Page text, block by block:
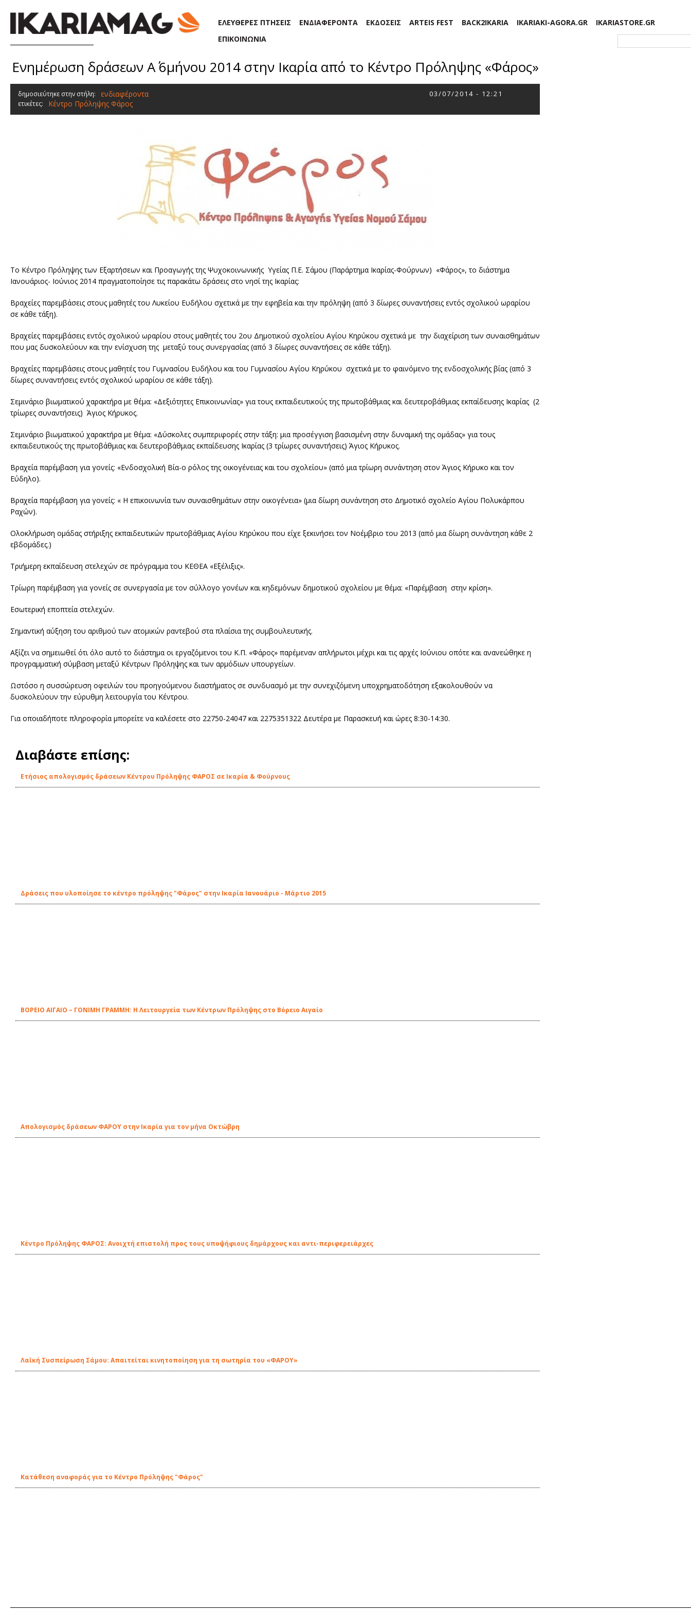
ΕΛΕΥΘΕΡΕΣ ΠΤΗΣΕΙΣ ΕΝΔΙΑΦΕΡΟΝΤΑ ΕΚΔΟΣΕΙΣ ARTEIS FEST BACK2IKARIA IKARIAKI-AGORA.GR
IKARIASTORE.GR
ΕΠΙΚΟΙΝΩΝΙΑ
Ενημέρωση δράσεων Α΄ 6μήνου 2014 στην Ικαρία από το Κέντρο Πρόληψης «Φάρος»
δημοσιεύτηκε στην στήλη: ενδιαφέροντα 03/07/2014 - 12:21
ετικέτες: Κέντρο Πρόληψης Φάρος
Το Κέντρο Πρόληψης των Εξαρτήσεων και Προαγωγής της Ψυχοκοινωνικής Υγείας Π.Ε. Σάμου (Παράρτημα Ικαρίας-Φούρνων) «Φάρος», το διάστημα
Ιανουάριος- Ιούνιος 2014 πραγματοποίησε τις παρακάτω δράσεις στο νησί της Ικαρίας:
Βραχείες παρεμβάσεις στους μαθητές του Λυκείου Ευδήλου σχετικά με την εφηβεία και την πρόληψη (από 3 δίωρες συναντήσεις εντός σχολικού ωραρίου
σε κάθε τάξη).
Βραχείες παρεμβάσεις εντός σχολικού ωραρίου στους μαθητές του 2ου Δημοτικού σχολείου Αγίου Κηρύκου σχετικά με την διαχείριση των συναισθημάτων
που μας δυσκολεύουν και την ενίσχυση της μεταξύ τους συνεργασίας (από 3 δίωρες συναντήσεις σε κάθε τάξη).
Βραχείες παρεμβάσεις στους μαθητές του Γυμνασίου Ευδήλου και του Γυμνασίου Αγίου Κηρύκου σχετικά με το φαινόμενο της ενδοσχολικής βίας (από 3
δίωρες συναντήσεις εντός σχολικού ωραρίου σε κάθε τάξη).
Σεμινάριο βιωματικού χαρακτήρα με θέμα: «Δεξιότητες Επικοινωνίας» για τους εκπαιδευτικούς της πρωτοβάθμιας και δευτεροβάθμιας εκπαίδευσης Ικαρίας (2
τρίωρες συναντήσεις) Άγιος Κήρυκος.
Σεμινάριο βιωματικού χαρακτήρα με θέμα: «Δύσκολες συμπεριφορές στην τάξη: μια προσέγγιση βασισμένη στην δυναμική της ομάδας» για τους
εκπαιδευτικούς της πρωτοβάθμιας και δευτεροβάθμιας εκπαίδευσης Ικαρίας (3 τρίωρες συναντήσεις) Άγιος Κήρυκος.
Βραχεία παρέμβαση για γονείς: «Ενδοσχολική Βία-ο ρόλος της οικογένειας και του σχολείου» (από μια τρίωρη συνάντηση στον Άγιος Κήρυκο και τον
Εύδηλο).
Βραχεία παρέμβαση για γονείς: « Η επικοινωνία των συναισθημάτων στην οικογένεια» (μια δίωρη συνάντηση στο Δημοτικό σχολείο Αγίου Πολυκάρπου
Ραχών).
Ολοκλήρωση ομάδας στήριξης εκπαιδευτικών πρωτοβάθμιας Αγίου Κηρύκου που είχε ξεκινήσει τον Νοέμβριο του 2013 (από μια δίωρη συνάντηση κάθε 2
εβδομάδες.)
Τριήμερη εκπαίδευση στελεχών σε πρόγραμμα του ΚΕΘΕΑ «Εξέλιξις».
Τρίωρη παρέμβαση για γονείς σε συνεργασία με τον σύλλογο γονέων και κηδεμόνων δημοτικού σχολείου με θέμα: «Παρέμβαση στην κρίση».
Εσωτερική εποπτεία στελεχών.
Σημαντική αύξηση του αριθμού των ατομικών ραντεβού στα πλαίσια της συμβουλευτικής.
Αξίζει να σημειωθεί ότι όλο αυτό το διάστημα οι εργαζόμενοι του Κ.Π. «Φάρος» παρέμεναν απλήρωτοι μέχρι και τις αρχές Ιούνιου οπότε και ανανεώθηκε η
προγραμματική σύμβαση μεταξύ Κέντρων Πρόληψης και των αρμόδιων υπουργείων.
Ωστόσο η συσσώρευση οφειλών του προηγούμενου διαστήματος σε συνδυασμό με την συνεχιζόμενη υποχρηματοδότηση εξακολουθούν να
δυσκολεύουν την εύρυθμη λειτουργία του Κέντρου.
Για οποιαδήποτε πληροφορία μπορείτε να καλέσετε στο 22750-24047 και 2275351322 Δευτέρα με Παρασκευή και ώρες 8:30-14:30.
Διαβάστε επίσης:
Ετήσιος απολογισμός δράσεων Κέντρου Πρόληψης ΦΑΡΟΣ σε Ικαρία & Φούρνους
Δράσεις που υλοποίησε το κέντρο πρόληψης "Φάρος" στην Ικαρία Ιανουάριο - Μάρτιο 2015
ΒΟΡΕΙΟ ΑΙΓΑΙΟ – ΓΟΝΙΜΗ ΓΡΑΜΜΗ: Η Λειτουργεία των Κέντρων Πρόληψης στο Βόρειο Αιγαίο
Απολογισμός δράσεων ΦΑΡΟΥ στην Ικαρία για τον μήνα Οκτώβρη
Κέντρο Πρόληψης ΦΑΡΟΣ: Ανοιχτή επιστολή προς τους υποψήφιους δημάρχους και αντι-περιφερειάρχες
Λαϊκή Συσπείρωση Σάμου: Απαιτείται κινητοποίηση για τη σωτηρία του «ΦΑΡΟΥ»
Κατάθεση αναφοράς για το Κέντρο Πρόληψης "Φάρος"